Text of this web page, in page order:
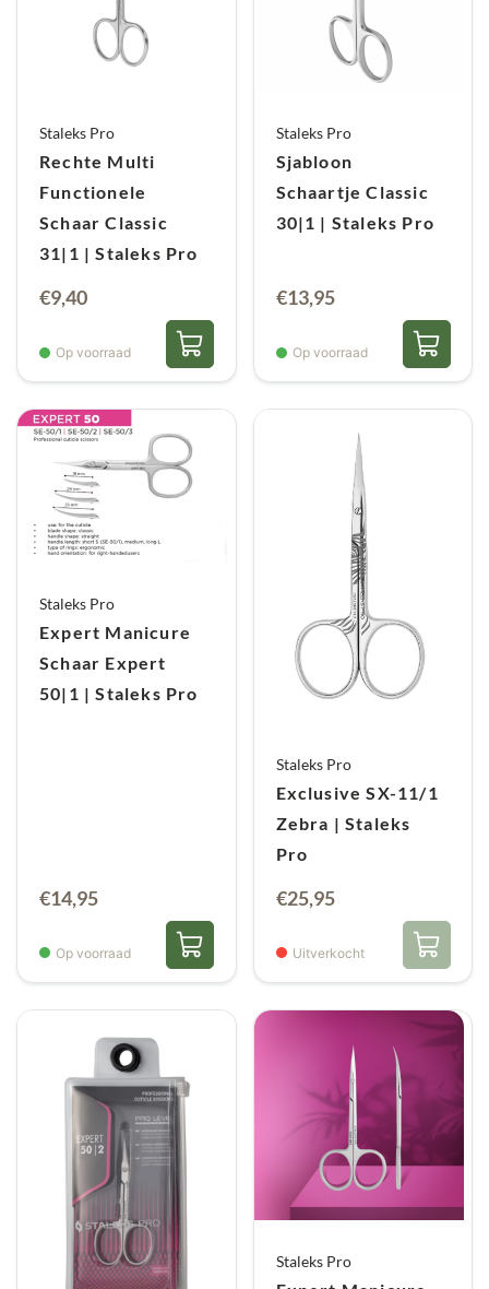
Staleks Pro
Rechte Multi
Functionele
Schaar Classic
31|1 | Staleks Pro
€9,40
Op voorraad
Staleks Pro
Sjabloon
Schaartje Classic
30|1 | Staleks Pro
€13,95
Op voorraad
Staleks Pro
Expert Manicure
Schaar Expert
50|1 | Staleks Pro
€14,95
Op voorraad
Staleks Pro
Exclusive SX-11/1
Zebra | Staleks
Pro
€25,95
Uitverkocht
Staleks Pro